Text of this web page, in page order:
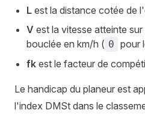
L est la distance cotée de
V est la vitesse atteinte
bouclée en km/h ( 0 pour
fk est le facteur de
Le handicap du planeur est
l'index DMSt dans le